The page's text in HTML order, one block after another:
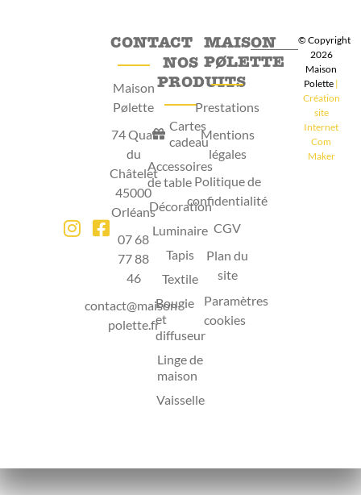
CONTACT
Maison
Pølette
74 Quai
du
Châtelet
45000
Orléans
07 68
77 88
46
contact@maison-
polette.fr
NOS
PRODUITS
Cartes
cadeau
Accessoires
de table
Décoration
Luminaire
Tapis
Textile
Bougie
et
diffuseur
Linge de
maison
Vaisselle
MAISON
PØLETTE
Prestations
Mentions
légales
Politique de
confidentialité
CGV
Plan du
site
Paramètres
cookies
© Copyright
2026
Maison
Polette |
Création
site
Internet
Com
Maker